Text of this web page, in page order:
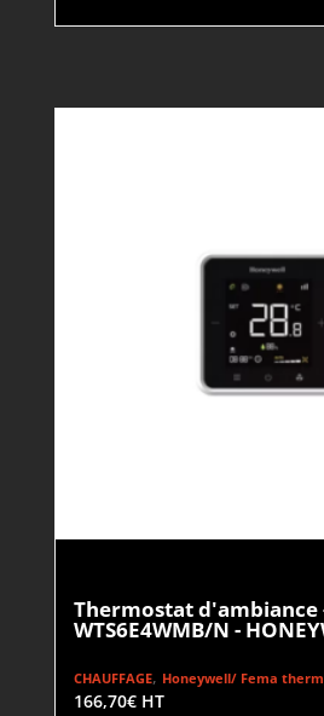
Thermostat d'ambiance
WTS6E4WMB/N -
CHAUFFAGE, Honeywell/ Fema
166,70€ HT